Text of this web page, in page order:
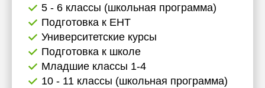
5 - 6 классы (школьная программа)
Подготовка к ЕНТ
Университетские курсы
Подготовка к школе
Младшие классы 1-4
10 - 11 классы (школьная программа)
16:30
17:00
18:00